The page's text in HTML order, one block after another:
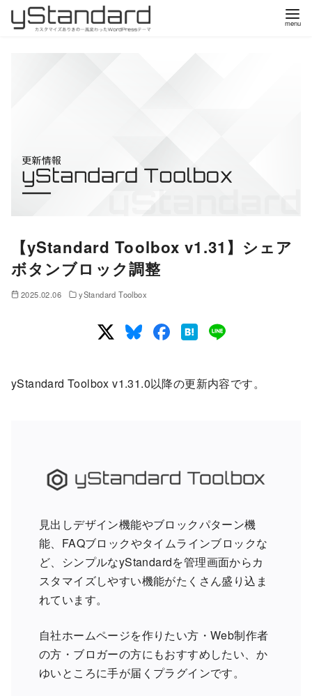
【yStandard Toolbox v1.31】シェア
ボタンブロック調整
2025.02.06 yStandard Toolbox
yStandard Toolbox v1.31.0以降の更新内容です。
見出しデザイン機能やブロックパターン機
能、FAQブロックやタイムラインブロックな
ど、シンプルなyStandardを管理画面からカ
スタマイズしやすい機能がたくさん盛り込ま
れています。
自社ホームページを作りたい方・Web制作者
の方・ブロガーの方にもおすすめしたい、か
ゆいところに手が届くプラグインです。